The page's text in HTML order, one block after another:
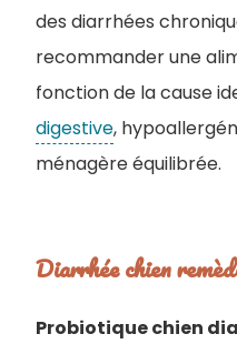
des diarrhées
recommander une
fonction de la cause
digestive,
ménagère équilibrée.
Diarrhée chien
Probiotique chien